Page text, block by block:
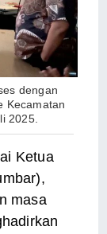
dengan
Kecamatan
2025.
Ketua
masa